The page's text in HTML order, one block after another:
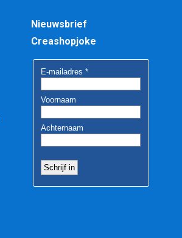
Nieuwsbrief
Creashopjoke